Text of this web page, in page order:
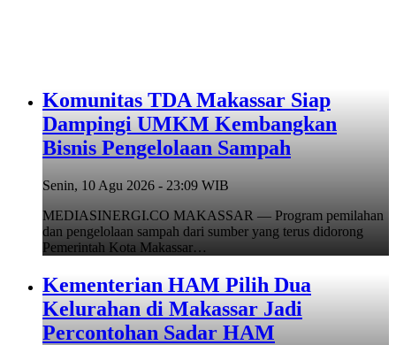
Komunitas TDA Makassar Siap
Dampingi UMKM Kembangkan
Bisnis Pengelolaan Sampah
Senin, 10 Agu 2026 - 23:09 WIB
MEDIASINERGI.CO MAKASSAR — Program pemilahan
dan pengelolaan sampah dari sumber yang terus didorong
Pemerintah Kota Makassar…
Kementerian HAM Pilih Dua
Kelurahan di Makassar Jadi
Percontohan Sadar HAM